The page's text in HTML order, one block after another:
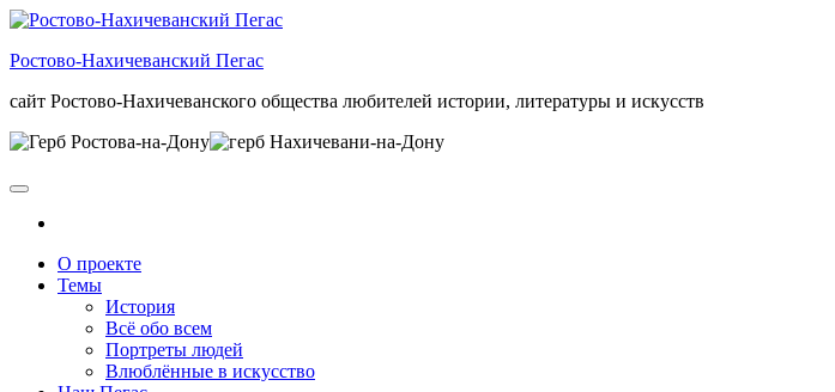
Skip
the
Ростово-Нахичеванский Пегас
сайт Ростово-Нахичеванского общества любителей истории, литературы и искусств
О проекте
Темы
История
Всё обо всем
Портреты людей
Влюблённые в искусство